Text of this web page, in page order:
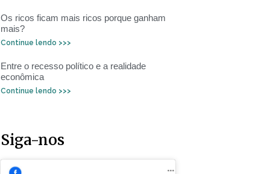
Os ricos ficam mais ricos porque ganham
mais?
Continue lendo >>>
Entre o recesso político e a realidade
econômica
Continue lendo >>>
Siga-nos